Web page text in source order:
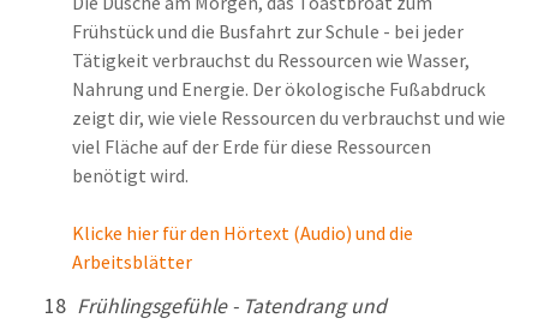
Frühstück und die Busfahrt zur Schule - bei jeder
Tätigkeit verbrauchst du Ressourcen wie Wasser,
Nahrung und Energie. Der ökologische Fußabdruck
zeigt dir, wie viele Ressourcen du verbrauchst und wie
viel Fläche auf der Erde für diese Ressourcen
benötigt wird.
Klicke hier für den Hörtext (Audio) und die
Arbeitsblätter
18 Frühlingsgefühle - Tatendrang und